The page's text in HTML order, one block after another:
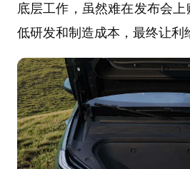
底层工作，虽然难在发布会
低研发和制造成本，最终让利